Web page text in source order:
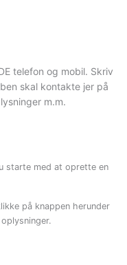
telefon og mobil. Skriv
skal kontakte jer på
m.m.
starte med at oprette en
på knappen herunder